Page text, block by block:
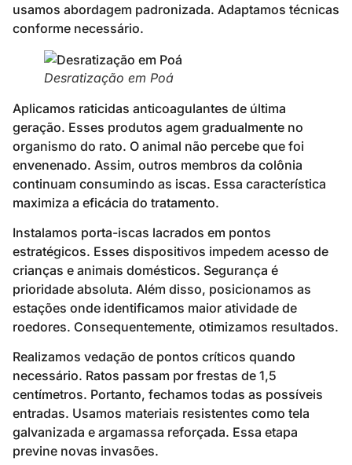
usamos abordagem padronizada. Adaptamos técnicas
conforme necessário.
Desratização em Poá
Aplicamos raticidas anticoagulantes de última
geração. Esses produtos agem gradualmente no
organismo do rato. O animal não percebe que foi
envenenado. Assim, outros membros da colônia
continuam consumindo as iscas. Essa característica
maximiza a eficácia do tratamento.
Instalamos porta-iscas lacrados em pontos
estratégicos. Esses dispositivos impedem acesso de
crianças e animais domésticos. Segurança é
prioridade absoluta. Além disso, posicionamos as
estações onde identificamos maior atividade de
roedores. Consequentemente, otimizamos resultados.
Realizamos vedação de pontos críticos quando
necessário. Ratos passam por frestas de 1,5
centímetros. Portanto, fechamos todas as possíveis
entradas. Usamos materiais resistentes como tela
galvanizada e argamassa reforçada. Essa etapa
previne novas invasões.